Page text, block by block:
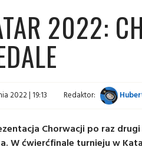
2022:
2022 | 19:13 Redaktor:
Chorwacji po raz
W ćwierćfinale turnieju w